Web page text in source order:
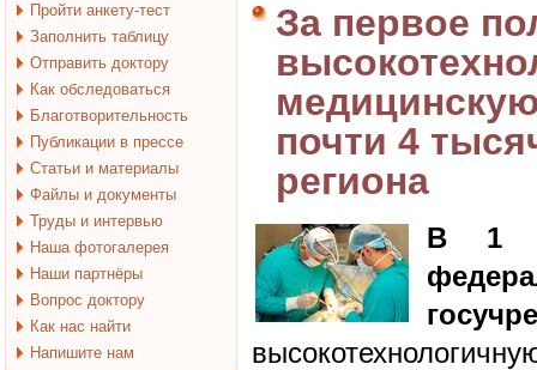
Пройти анкету-тест
Заполнить таблицу
Отправить доктору
Как обследоваться
Благотворительность
Публикации в прессе
Статьи и материалы
Файлы и документы
Труды и интервью
Наша фотогалерея
Наши партнёры
Вопрос доктору
Как нас найти
Напишите нам
За первое
почти 4
региона
В 1